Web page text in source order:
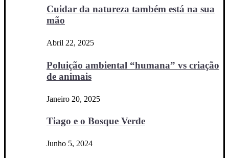
Cuidar da natureza também está na sua
mão
Abril 22, 2025
Poluição ambiental “humana” vs criação
de animais
Janeiro 20, 2025
Tiago e o Bosque Verde
Junho 5, 2024